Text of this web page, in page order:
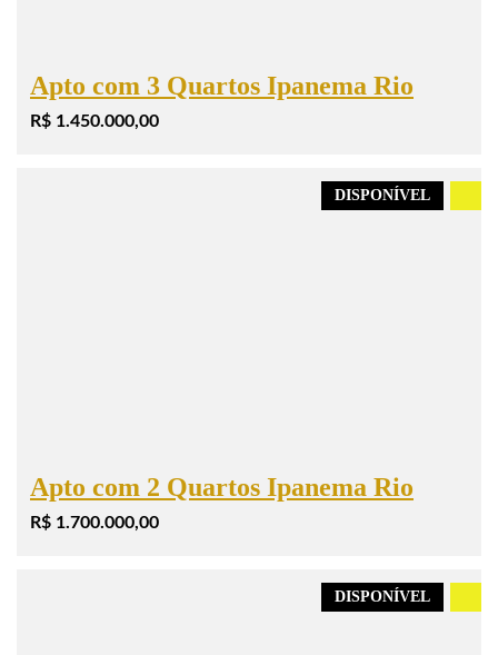
Apto com 3 Quartos Ipanema Rio
R$ 1.450.000,00
DISPONÍVEL
Apto com 2 Quartos Ipanema Rio
R$ 1.700.000,00
DISPONÍVEL